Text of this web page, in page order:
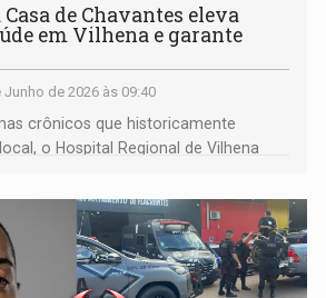
Casa de Chavantes eleva
em Vilhena e garante
Junho de 2026 às 09:40
crônicos que historicamente
o Hospital Regional de Vilhena
de Qualidade ONA